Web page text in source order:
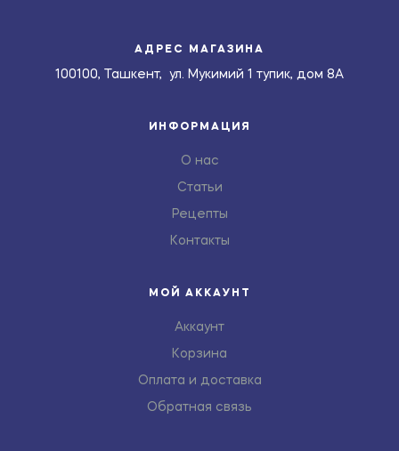
АДРЕС МАГАЗИНА
100100, Ташкент, ул. Мукимий 1 тупик, дом 8А
ИНФОРМАЦИЯ
О нас
Статьи
Рецепты
Контакты
МОЙ АККАУНТ
Аккаунт
Корзина
Оплата и доставка
Обратная связь